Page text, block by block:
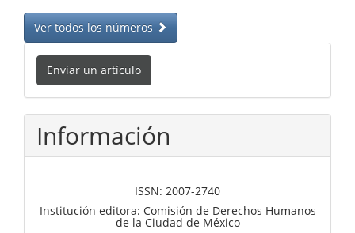
Ver todos los números
Enviar
un
artículo
Enviar un artículo
Información
ISSN: 2007-2740
Institución editora: Comisión de Derechos Humanos
de la Ciudad de México